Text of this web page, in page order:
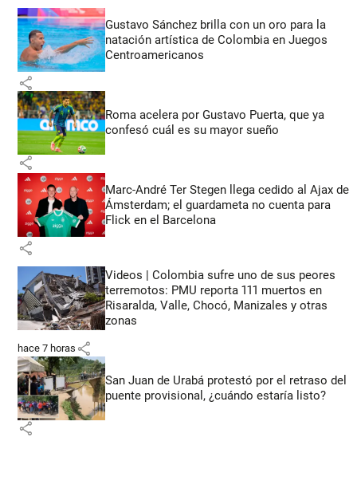
Gustavo Sánchez brilla con un oro para la
natación artística de Colombia en Juegos
Centroamericanos
share
Roma acelera por Gustavo Puerta, que ya
confesó cuál es su mayor sueño
share
Marc-André Ter Stegen llega cedido al Ajax de
Ámsterdam; el guardameta no cuenta para
Flick en el Barcelona
share
Videos | Colombia sufre uno de sus peores
terremotos: PMU reporta 111 muertos en
Risaralda, Valle, Chocó, Manizales y otras
zonas
hace 7 horas share
San Juan de Urabá protestó por el retraso del
puente provisional, ¿cuándo estaría listo?
share